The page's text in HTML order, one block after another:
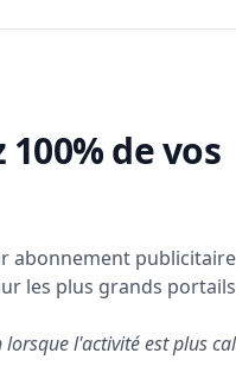
100% de vos
abonnement
les plus grands
l'activité est plus